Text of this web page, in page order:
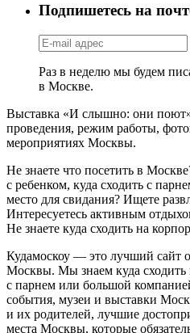
Подпишетесь на
Раз в неделю мы будем
в Москве.
Выставка «И слышно: они
проведения, режим работы,
мероприятиях Москвы.
Не знаете что посетить в
с ребенком, куда сходить с
место для свидания? Ищете
Интересуетесь активным
Не знаете куда сходить на
Кудамоскоу — это лучший сайт
Москвы. Мы знаем куда сходить
с парнем или большой
события, музеи и выставки
и их родителей, лучшие
места Москвы, которые